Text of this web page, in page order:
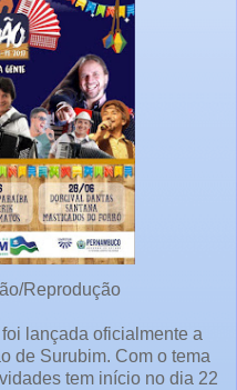
Reprodução
lançada oficialmente a
de Surubim. Com o tema
tem início no dia 22